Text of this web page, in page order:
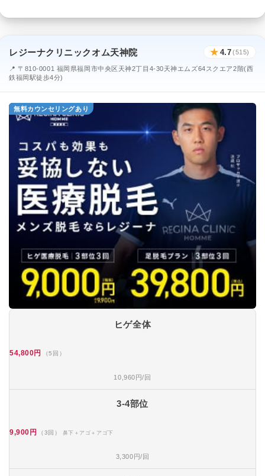
レジーナクリニックオム天神院 ★ 4.7(515)
📍 〒810-0001 福岡県福岡市中央区天神2丁目4-30天神エムズ64スクエア2階(西
鉄福岡駅徒歩4分)
無料カウンセリングあり
ヒゲ全体
54,800円 （5回）
10,960円/回
3-4部位
9,900円 （3回） 鼻下＋アゴ＋アゴ下
3,300円/回